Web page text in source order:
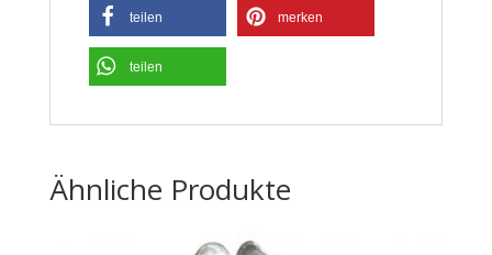
teilen merken
teilen
Ähnliche Produkte